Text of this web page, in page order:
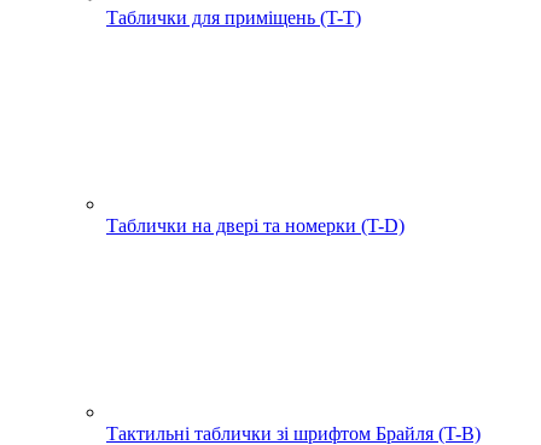
Таблички для приміщень (T-T)
Таблички на двері та номерки (T-D)
Тактильні таблички зі шрифтом Брайля (T-B)